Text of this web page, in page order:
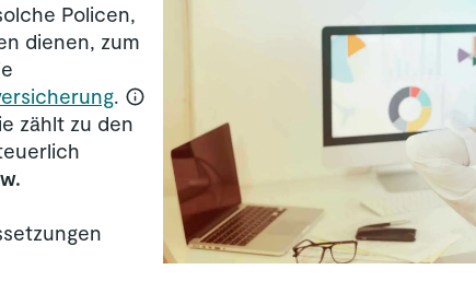
Policen,
dienen, zum
.
zählt zu den